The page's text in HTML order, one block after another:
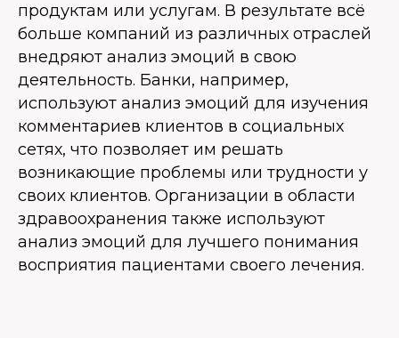
продуктам или услугам. В результате всё
больше компаний из различных отраслей
внедряют анализ эмоций в свою
деятельность. Банки, например,
используют анализ эмоций для изучения
комментариев клиентов в социальных
сетях, что позволяет им решать
возникающие проблемы или трудности у
своих клиентов. Организации в области
здравоохранения также используют
анализ эмоций для лучшего понимания
восприятия пациентами своего лечения.